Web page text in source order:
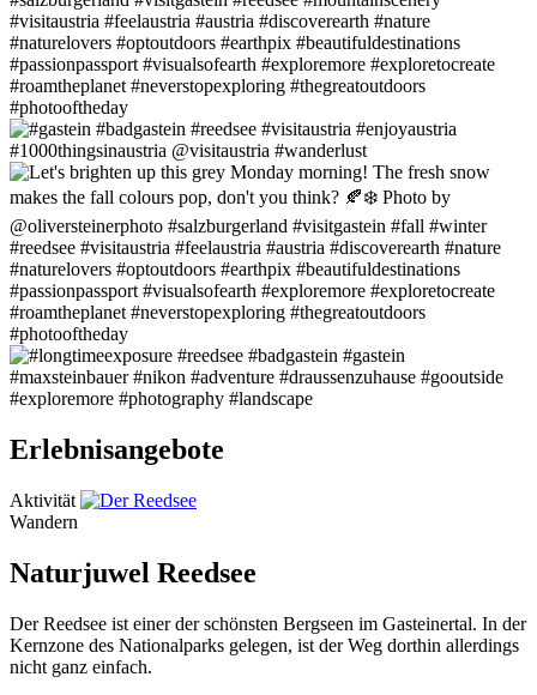
Erlebnisangebote
Aktivität
Wandern
Naturjuwel Reedsee
Der Reedsee ist einer der schönsten Bergseen im Gasteinertal. In der
Kernzone des Nationalparks gelegen, ist der Weg dorthin allerdings
nicht ganz einfach.